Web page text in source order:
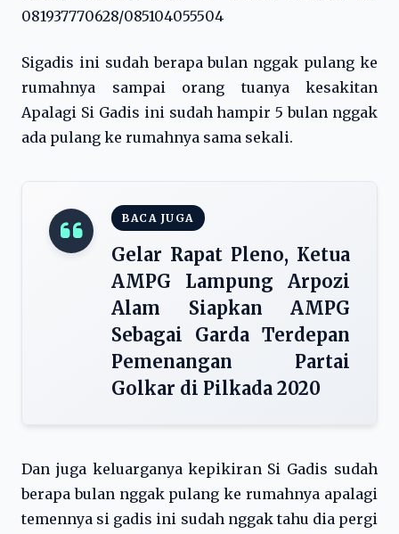
081937770628/085104055504
Sigadis ini sudah berapa bulan nggak pulang ke
rumahnya sampai orang tuanya kesakitan
Apalagi Si Gadis ini sudah hampir 5 bulan nggak
ada pulang ke rumahnya sama sekali.
BACA JUGA
Gelar Rapat Pleno, Ketua
AMPG Lampung Arpozi
Alam Siapkan AMPG
Sebagai Garda Terdepan
Pemenangan Partai
Golkar di Pilkada 2020
Dan juga keluarganya kepikiran Si Gadis sudah
berapa bulan nggak pulang ke rumahnya apalagi
temennya si gadis ini sudah nggak tahu dia pergi